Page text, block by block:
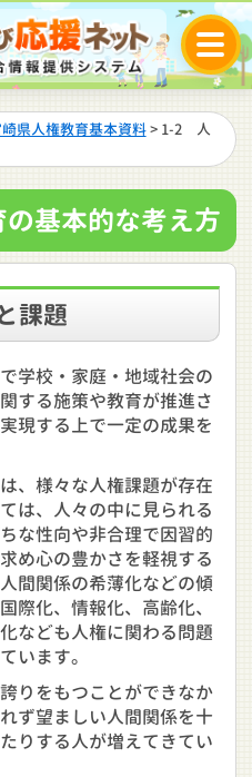
県人権教育基本資料> 1-2 人
基本的な考え方
課題
学校・家庭・地域社会の
する施策や教育が推進さ
現する上で一定の成果を
、様々な人権課題が存在
は、人々の中に見られる
な性向や非合理で因習的
め心の豊かさを軽視する
間関係の希薄化などの傾
際化、情報化、高齢化、
なども人権に関わる問題
います。
りをもつことができなか
ず望ましい人間関係を十
りする人が増えてきてい